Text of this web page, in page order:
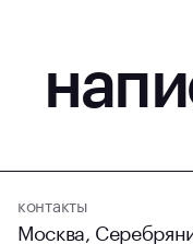
контакты
Москва,